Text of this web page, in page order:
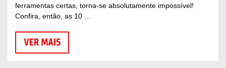
ferramentas certas, torna-se absolutamente impossível!
Confira, então, as 10 ...
VER MAIS